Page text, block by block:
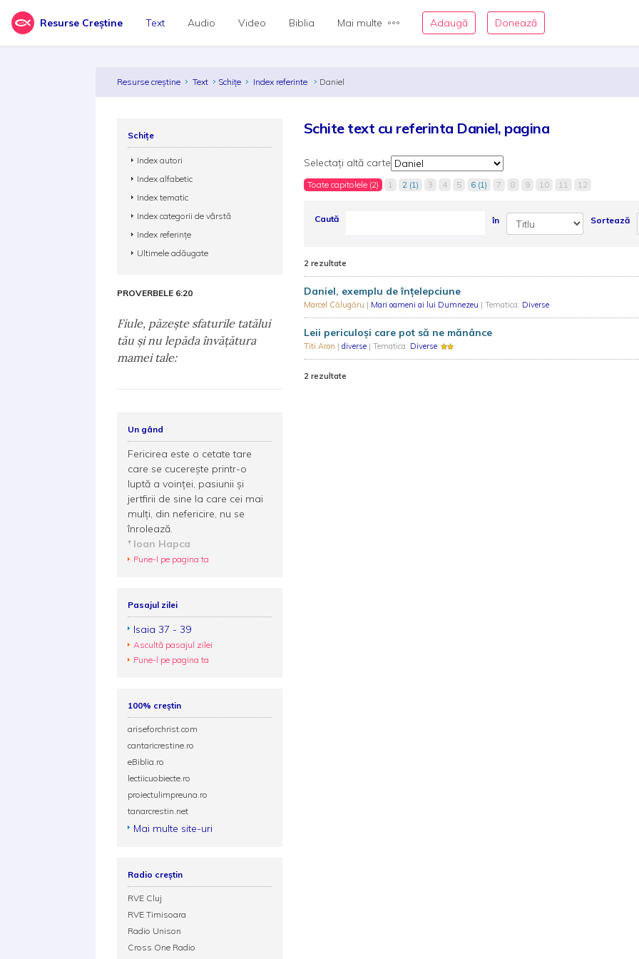
Resurse Creștine Text Audio Video Biblia Mai multe Adaugă Donează
Resurse creștine Text Schițe Index referinte Daniel
Schite text cu referinta Daniel, pagina
Selectați altă carte
Toate capitolele (2) 1 2 (1) 3 4 5 6 (1) 7 8 9 10 11 12
Caută în Sortează
2 rezultate
Daniel, exemplu de înțelepciune
Marcel Călugăru | Mari oameni ai lui Dumnezeu | Tematica: Diverse
Leii periculoși care pot să ne mănânce
Titi Aron | diverse | Tematica: Diverse
2 rezultate
Schițe
Index autori
Index alfabetic
Index tematic
Index categorii de vârstă
Index referințe
Ultimele adăugate
PROVERBELE 6:20
Fiule, păzeşte sfaturile tatălui
tău şi nu lepăda învăţătura
mamei tale:
Un gând
Fericirea este o cetate tare
care se cucerește printr-o
luptă a voinței, pasiunii și
jertfirii de sine la care cei mai
mulți, din nefericire, nu se
înrolează.
Ioan Hapca
Pune-l pe pagina ta
Pasajul zilei
Isaia 37 - 39
Ascultă pasajul zilei
Pune-l pe pagina ta
100% creștin
ariseforchrist.com
cantaricrestine.ro
eBiblia.ro
lectiicuobiecte.ro
proiectulimpreuna.ro
tanarcrestin.net
Mai multe site-uri
Radio creștin
RVE Cluj
RVE Timisoara
Radio Unison
Cross One Radio